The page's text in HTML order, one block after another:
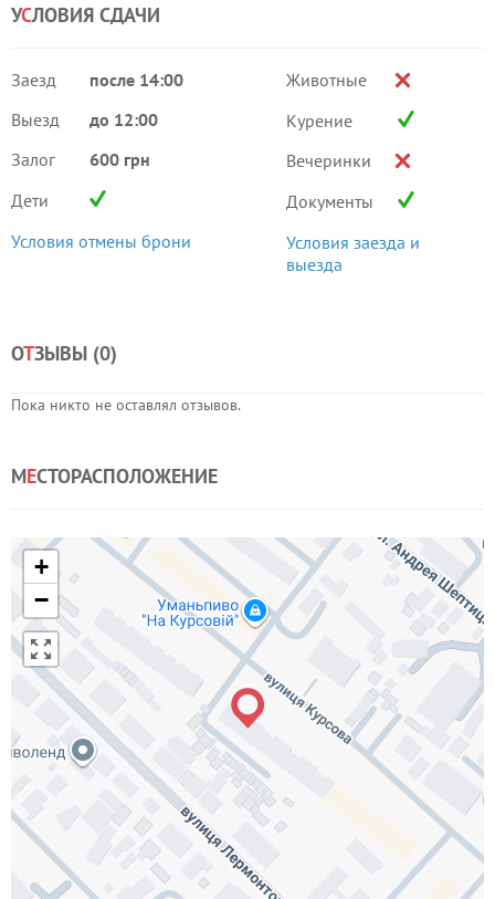
УСЛОВИЯ СДАЧИ
Заезд
после 14:00
Выезд
до 12:00
Залог
600 грн
Дети
Условия отмены брони
Животные
Курение
Вечеринки
Документы
Условия заезда и
выезда
ОТЗЫВЫ (0)
Пока никто не оставлял отзывов.
МЕСТОРАСПОЛОЖЕНИЕ
+
−